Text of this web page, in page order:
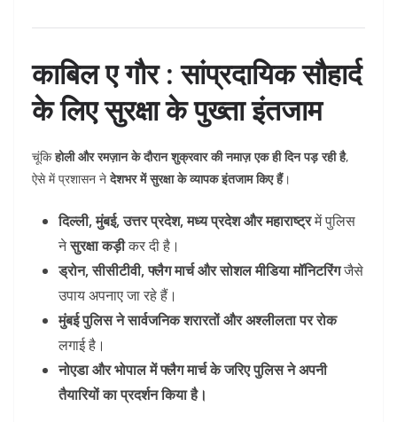
काबिल ए गौर : सांप्रदायिक सौहार्द
के लिए सुरक्षा के पुख्ता इंतजाम
चूंकिहोली और रमज़ान के दौरान शुक्रवार की नमाज़ एक ही दिन पड़ रही है,
ऐसे में प्रशासन नेदेशभर में सुरक्षा के व्यापक इंतजाम किए हैं।
दिल्ली, मुंबई, उत्तर प्रदेश, मध्य प्रदेश और महाराष्ट्रमें पुलिस
नेसुरक्षा कड़ीकर दी है।
ड्रोन, सीसीटीवी, फ्लैग मार्च और सोशल मीडिया मॉनिटरिंगजैसे
उपाय अपनाए जा रहे हैं।
मुंबई पुलिस ने सार्वजनिक शरारतों और अश्लीलता पर रोक
लगाई है।
नोएडा और भोपाल में फ्लैग मार्च के जरिए पुलिस ने अपनी
तैयारियों का प्रदर्शन किया है।